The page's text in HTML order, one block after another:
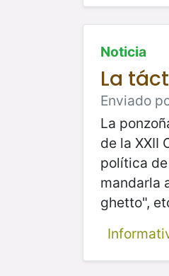
Noticia
La
Enviado
La
de la XXII
política
mandarla
ghetto",